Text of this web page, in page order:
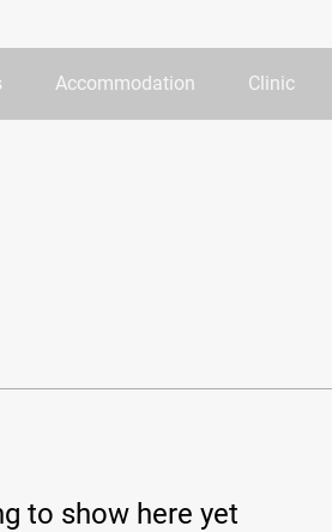
Accommodation Clinic
to show here yet